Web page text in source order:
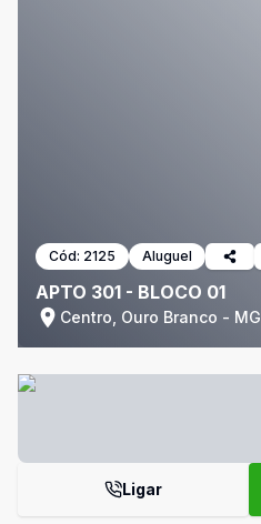
Cód: 2125 Aluguel
APTO 301 - BLOCO 01
Centro, Ouro Branco - MG
Ligar